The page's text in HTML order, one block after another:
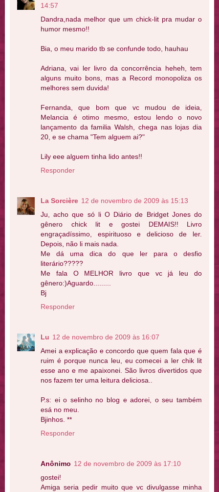
14:57
Dandra,nada melhor que um chick-lit pra mudar o
humor mesmo!!
Bia, o meu marido tb se confunde todo, hauhau
Adriana, vai ler livro da concorrência heheh, tem
alguns muito bons, mas a Record monopoliza os
melhores sem duvida!
Fernanda, que bom que vc mudou de ideia,
Melancia é otimo mesmo, estou lendo o novo
lançamento da familia Walsh, chega nas lojas dia
20, e se chama "Tem alguem ai?"
Lily eee alguem tinha lido antes!!
Responder
La Sorcière 12 de novembro de 2009 às 15:13
Ju, acho que só li O Diário de Bridget Jones do
gênero chick lit e gostei DEMAIS!! Livro
engraçadíssimo, espirituoso e delicioso de ler.
Depois, não li mais nada.
Me dá uma dica do que ler para o desfio
literário?????
Me fala O MELHOR livro que vc já leu do
gênero:)Aguardo.........
Bj
Responder
Lu 12 de novembro de 2009 às 16:07
Amei a explicação e concordo que quem fala que é
ruim é porque nunca leu, eu comecei a ler chik lit
esse ano e me apaixonei. São livros divertidos que
nos fazem ter uma leitura deliciosa..
P.s: ei o selinho no blog e adorei, o seu também
esá no meu.
Bjinhos. **
Responder
Anônimo 12 de novembro de 2009 às 17:10
gostei!
Amiga seria pedir muito que vc divulgasse minha